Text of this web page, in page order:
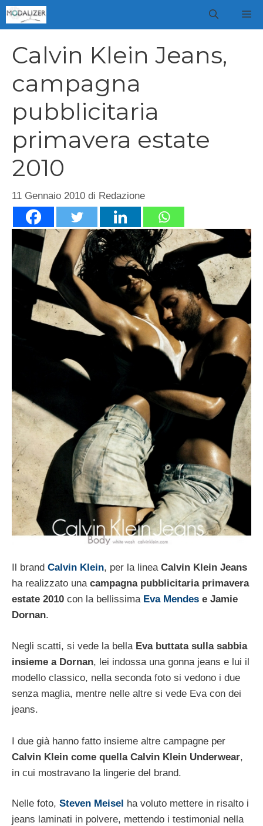
Vai
al
Calvin Klein Jeans,
campagna
pubblicitaria
primavera estate
2010
11 Gennaio 2010 di Redazione
Il brand Calvin Klein, per la linea Calvin Klein Jeans
ha realizzato una campagna pubblicitaria primavera
estate 2010 con la bellissima Eva Mendes e Jamie
Dornan.
Negli scatti, si vede la bellaEva buttata sulla sabbia
insieme a Dornan, lei indossa una gonna jeans e lui il
modello classico, nella seconda foto si vedono i due
senza maglia, mentre nelle altre si vede Eva con dei
jeans.
I due già hanno fatto insieme altre campagne per
Calvin Klein come quella Calvin Klein Underwear,
in cui mostravano la lingerie del brand.
Nelle foto, Steven Meisel
ha voluto mettere in risalto i
jeans laminati in polvere, mettendo i testimonial nella